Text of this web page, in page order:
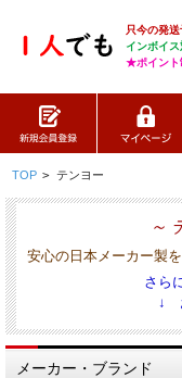
只今の発
インボイ
★ポイント
TOP > テンヨー
～
安心の日本メーカー製
さら
↓
メーカー・ブランド